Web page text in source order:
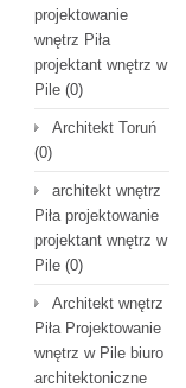
projektowanie
wnętrz Piła
projektant wnętrz w
Pile (0)
Architekt Toruń
(0)
architekt wnętrz
Piła projektowanie
projektant wnętrz w
Pile (0)
Architekt wnętrz
Piła Projektowanie
wnętrz w Pile biuro
architektoniczne